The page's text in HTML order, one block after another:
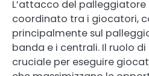
L’attacco del
coordinato tra i giocatori,
principalmente sul
banda e i centrali. Il ruolo
cruciale per eseguire